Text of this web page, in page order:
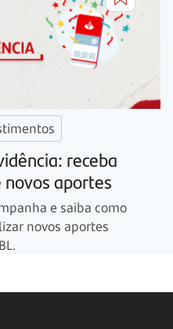
receba
aportes
e saiba como
novos aportes